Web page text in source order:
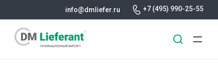
info@dmliefer.ru +7 (495) 990-25-55